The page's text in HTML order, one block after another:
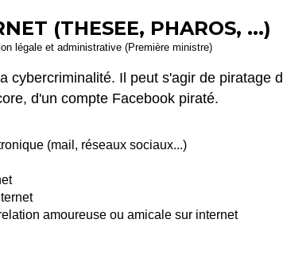
(THESEE, PHAROS, ...)
légale et administrative (Première ministre)
cybercriminalité. Il peut s'agir de piratage
d'un compte Facebook piraté.
(mail, réseaux sociaux...)
amoureuse ou amicale sur internet